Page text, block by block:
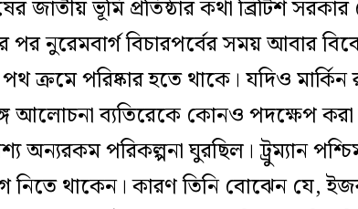
জাতীয় ভূমি প্রতিষ্ঠার কথা ব্রিটিশ
পর নুরেমবার্গ বিচারপর্বের সময় আবার
পথ ক্রমে পরিষ্কার হতে থাকে। যদিও
আলোচনা ব্যতিরেকে কোনও পদক্ষেপ করা
অন্যরকম পরিকল্পনা ঘুরছিল। ট্রুম্যান
নিতে থাকেন। কারণ তিনি বোঝেন যে,